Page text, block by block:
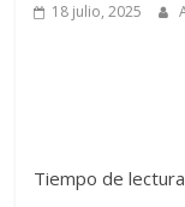
18 julio, 2025
Tiempo de